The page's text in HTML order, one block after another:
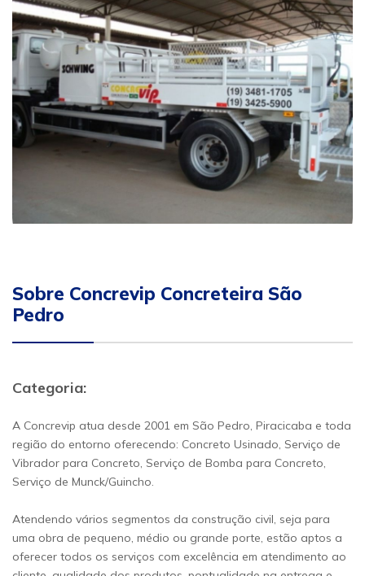
Sobre Concrevip Concreteira São
Pedro
Categoria:
A Concrevip atua desde 2001 em São Pedro, Piracicaba e toda
região do entorno oferecendo: Concreto Usinado, Serviço de
Vibrador para Concreto, Serviço de Bomba para Concreto,
Serviço de Munck/Guincho.
Atendendo vários segmentos da construção civil, seja para
uma obra de pequeno, médio ou grande porte, estão aptos a
oferecer todos os serviços com excelência em atendimento ao